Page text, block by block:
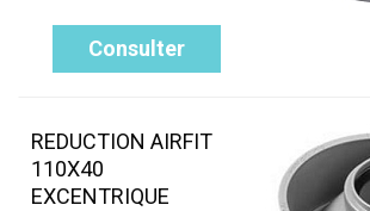
Consulter
REDUCTION AIRFIT
110X40
EXCENTRIQUE